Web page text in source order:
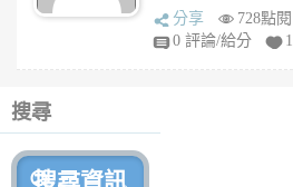
sq
fy
分享
728點閱
0 評論/給分
1
搜尋